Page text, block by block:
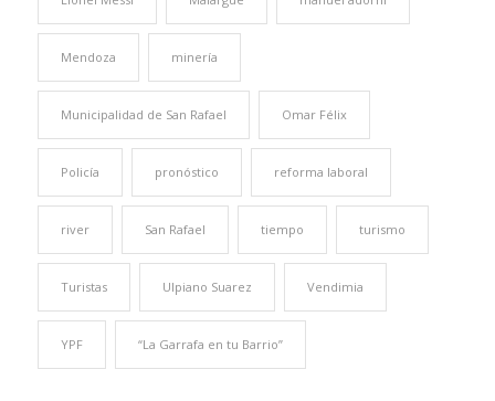
Mendoza minería
Municipalidad de San Rafael Omar Félix
Policía pronóstico reforma laboral
river San Rafael tiempo turismo
Turistas Ulpiano Suarez Vendimia
YPF “La Garrafa en tu Barrio”